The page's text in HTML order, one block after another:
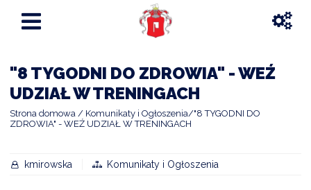
"8 TYGODNI DO ZDROWIA" - WEŹ
UDZIAŁ W TRENINGACH
Strona domowa Komunikaty i Ogłoszenia
"8 TYGODNI DO
ZDROWIA" - WEŹ UDZIAŁ W TRENINGACH
kmirowska Komunikaty i Ogłoszenia